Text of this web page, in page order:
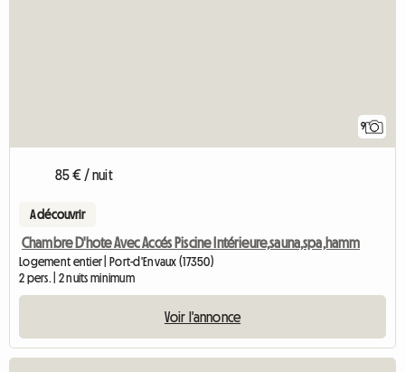
9
85 € / nuit
A découvrir
Chambre D'hote Avec Accés Piscine Intérieure,sauna,spa,hamm
Logement entier | Port-d'Envaux (17350)
2 pers. | 2 nuits minimum
Voir l'annonce